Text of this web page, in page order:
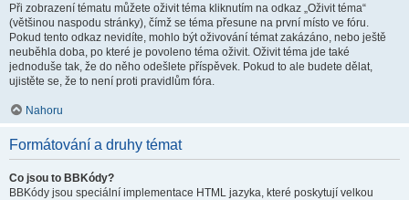
Při zobrazení tématu můžete oživit téma kliknutím na odkaz „Oživit téma“
(většinou naspodu stránky), čímž se téma přesune na první místo ve fóru.
Pokud tento odkaz nevidíte, mohlo být oživování témat zakázáno, nebo ještě
neuběhla doba, po které je povoleno téma oživit. Oživit téma jde také
jednoduše tak, že do něho odešlete příspěvek. Pokud to ale budete dělat,
ujistěte se, že to není proti pravidlům fóra.
Nahoru
Formátování a druhy témat
Co jsou to BBKódy?
BBKódy jsou speciální implementace HTML jazyka, které poskytují velkou